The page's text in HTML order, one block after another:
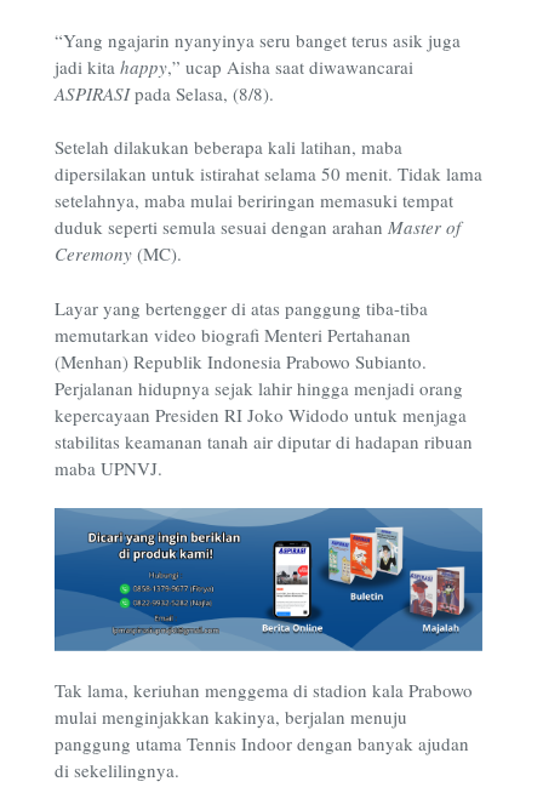
“Yang ngajarin nyanyinya seru banget terus asik juga
jadi kita happy,” ucap Aisha saat diwawancarai
ASPIRASIpada Selasa, (8/8).
Setelah dilakukan beberapa kali latihan, maba
dipersilakan untuk istirahat selama 50 menit. Tidak lama
setelahnya, maba mulai beriringan memasuki tempat
duduk seperti semula sesuai dengan arahan Master of
Ceremony (MC).
Layar yang bertengger di atas panggung tiba-tiba
memutarkan video biografi Menteri Pertahanan
(Menhan) Republik Indonesia Prabowo Subianto.
Perjalanan hidupnya sejak lahir hingga menjadi orang
kepercayaan Presiden RI Joko Widodo untuk menjaga
stabilitas keamanan tanah air diputar di hadapan ribuan
maba UPNVJ.
Tak lama, keriuhan menggema di stadion kala Prabowo
mulai menginjakkan kakinya, berjalan menuju
panggung utama Tennis Indoor dengan banyak ajudan
di sekelilingnya.